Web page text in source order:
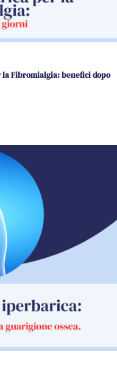
Fibromialgia: benefici dopo